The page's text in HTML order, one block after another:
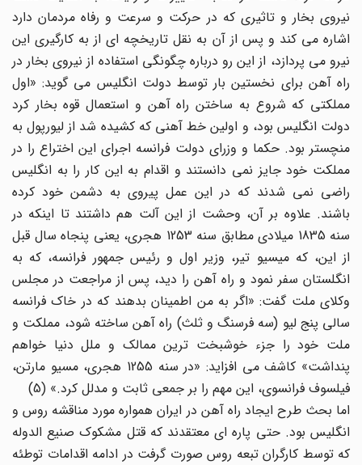
نیروی بخار و تاثیری که در حرکت و سرعت و رفاه مردمان دارد
اشاره می کند و پس از آن به نقل تاریخچه ای از به کارگیری این
نیرو می پردازد، از این رو درباره چگونگی استفاده از نیروی بخار در
راه آهن برای نخستین بار توسط دولت انگلیس می گوید: «اول
مملکتی که شروع به ساختن راه آهن و استعمال قوه بخار کرد
دولت انگلیس بود، و اولین خط آهنی که کشیده شد از لیورپول به
منچستر بود. حکما و وزرای دولت فرانسه اجرای این اختراع را در
مملکت خود جایز نمی دانستند و اقدام به این کار را به انگلیس
راضی نمی شدند که در این عمل پیروی به دشمن خود کرده
باشند. علاوه بر آن، وحشت از این آلت هم داشتند تا اینکه در
سنه 1835 میلادی مطابق سنه 1253 هجری، یعنی پنجاه سال قبل
از این، که میسیو تیر، وزیر اول و رئیس جمهور فرانسه، که به
انگلستان سفر نمود و راه آهن را دید، پس از مراجعت در مجلس
وکلای ملت گفت: «اگر به من اطمینان بدهند که در خاک فرانسه
سالی پنج لیو (سه فرسنگ و ثلث) راه آهن ساخته شود، مملکت و
ملت خود را جزء خوشبخت ترین ممالک و ملل دنیا خواهم
پنداشت» کاشف می افزاید: «در سنه 1255 هجری، مسیو مارتن،
فیلسوف فرانسوی، این مهم را بر جمعی ثابت و مدلل کرد.» (5)
اما بحث طرح ایجاد راه آهن در ایران همواره مورد مناقشه روس و
انگلیس بود. حتی پاره ای معتقدند که قتل مشکوک صنیع الدوله
که توسط کارگران تبعه روس صورت گرفت در ادامه اقدامات توطئه